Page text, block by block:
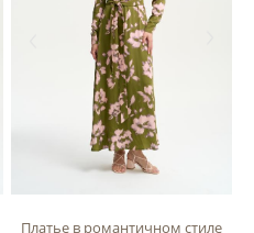
Платье в романтичном стиле